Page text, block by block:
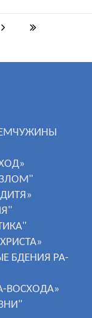
БДЕНИЯ РА-
ВОСХОДА»